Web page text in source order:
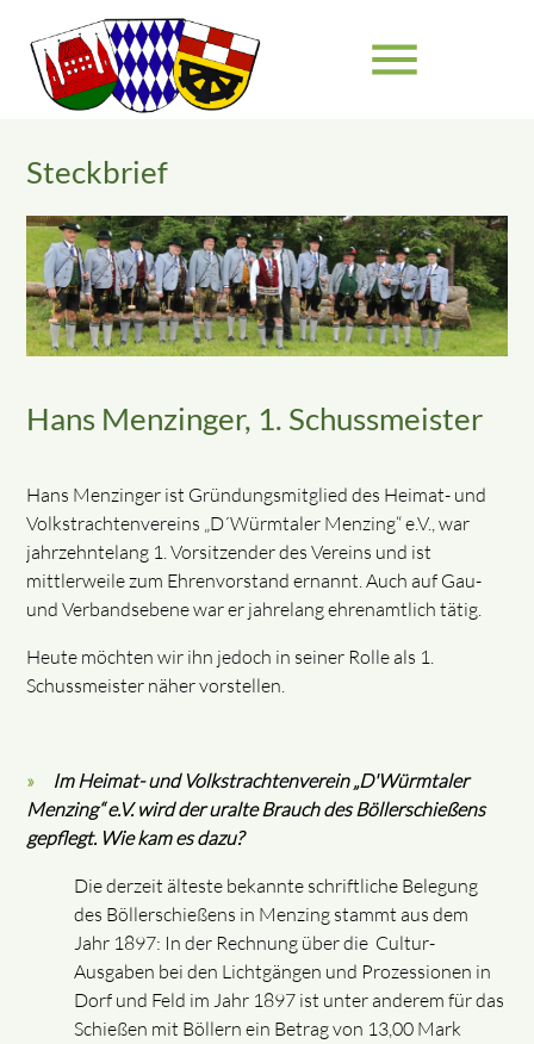
menu
Suchbegriffe
Steckbrief
Hans Menzinger, 1. Schussmeister
Hans Menzinger ist Gründungsmitglied des Heimat- und
Volkstrachtenvereins „D´Würmtaler Menzing“ e.V., war
jahrzehntelang 1. Vorsitzender des Vereins und ist
mittlerweile zum Ehrenvorstand ernannt. Auch auf Gau-
und Verbandsebene war er jahrelang ehrenamtlich tätig.
Heute möchten wir ihn jedoch in seiner Rolle als 1.
Schussmeister näher vorstellen.
Im Heimat- und Volkstrachtenverein „D'Würmtaler
Menzing“ e.V. wird der uralte Brauch des Böllerschießens
gepflegt. Wie kam es dazu?
Die derzeit älteste bekannte schriftliche Belegung
des Böllerschießens in Menzing stammt aus dem
Jahr 1897: In der Rechnung über die Cultur-
Ausgaben bei den Lichtgängen und Prozessionen in
Dorf und Feld im Jahr 1897 ist unter anderem für das
Schießen mit Böllern ein Betrag von 13,00 Mark